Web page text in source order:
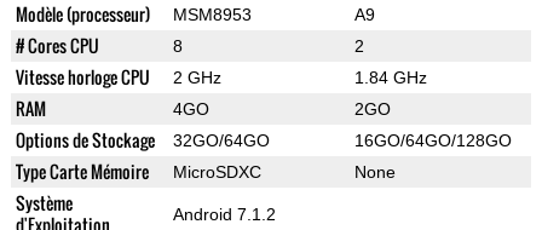
Modèle (processeur) MSM8953 A9
# Cores CPU 8 2
Vitesse horloge CPU 2 GHz 1.84 GHz
RAM 4GO 2GO
Options de Stockage 32GO/64GO 16GO/64GO/128GO
Type Carte Mémoire MicroSDXC None
Système
d'Exploitation
Android 7.1.2